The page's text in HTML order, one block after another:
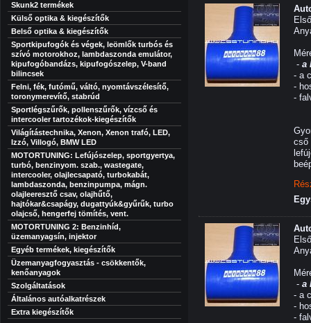
Skunk2 termékek
Külső optika & kiegészítők
Belső optika & kiegészítők
Sportkipufogók és végek, leömlők turbós és
szívó motorokhoz, lambdaszonda emulátor,
kipufogóbandázs, kipufogószelep, V-band
bilincsek
Felni, fék, futómű, váltó, nyomtávszélesítő,
toronymerevítő, stabrúd
Sportlégszűrők, pollenszűrők, vízcső és
intercooler tartozékok-kiegészítők
Világítástechnika, Xenon, Xenon trafó, LED,
Izzó, Villogó, BMW LED
MOTORTUNING: Lefújószelep, sportgyertya,
turbó, benzinyom. szab., wastegate,
intercooler, olajlecsapató, turbokabát,
lambdaszonda, benzinpumpa, mágn.
olajleeresztő csav, olajhűtő,
hajtókar&csapágy, dugattyúk&gyűrűk, turbo
olajcső, hengerfej tömítés, vent.
MOTORTUNING 2: Benzinhíd,
üzemanyagsín, injektor
Egyéb termékek, kiegészítők
Üzemanyagfogyasztás - csökkentők,
kenőanyagok
Szolgáltatások
Általános autóalkatrészek
Extra kiegészítők
- a
- a
-
-
cső
- a
- a
-
-